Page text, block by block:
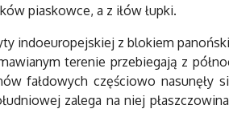
piaskowce, a z iłów łupki.
indoeuropejskiej z blokiem
terenie przebiegają z
fałdowych częściowo nasunęły
zalega na niej